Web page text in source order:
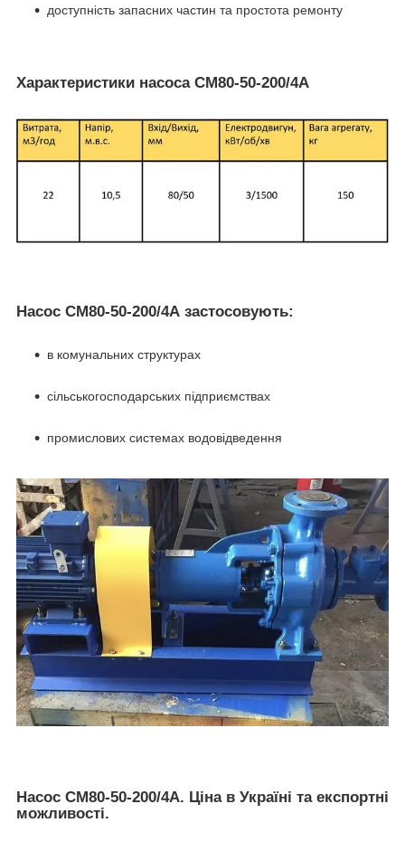
доступність запасних частин та простота ремонту
Характеристики насоса СМ80-50-200/4А
Насос СМ80-50-200/4А застосовують:
в комунальних структурах
сільськогосподарських підприємствах
промислових системах водовідведення
Насос СМ80-50-200/4А. Ціна в Україні та експортні
можливості.